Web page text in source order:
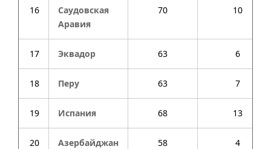
16
Саудовская
Аравия
70 10
17 Эквадор 63 6
18 Перу 63 7
19 Испания 68 13
20 Азербайджан 58 4